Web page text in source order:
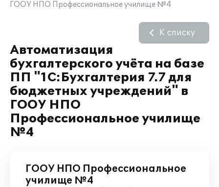
ГООУ НПО Профессиональное училище №4
Автоматизация
бухгалтерского учёта на базе
ПП "1С:Бухгалтерия 7.7 для
бюджетных учреждений" в
ГООУ НПО
Профессиональное училище
№4
К списку
ГООУ НПО Профессиональное
училище №4